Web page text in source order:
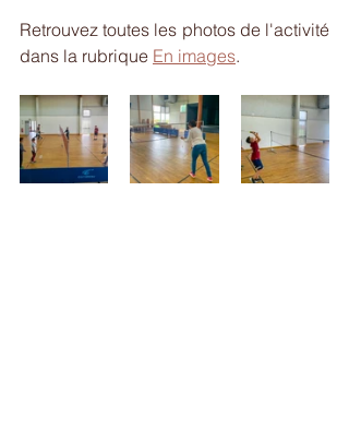
Retrouvez toutes les photos de l'activité
dans la rubrique En images.